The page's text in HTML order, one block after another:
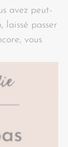
avez peut-
laissé passer
vous